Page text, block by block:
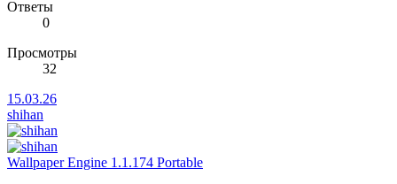
Ответы
0
Просмотры
32
15.03.26
shihan
Wallpaper Engine 1.1.174 Portable